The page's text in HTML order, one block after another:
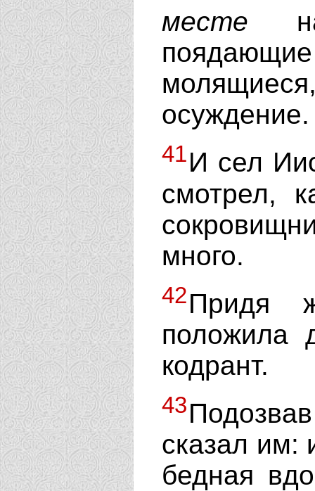
месте
поядающие
осуждение.
41И сел
смотрел,
много.
42Придя
положила
кодрант.
43
сказал им:
бедная